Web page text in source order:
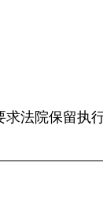
法院保留执